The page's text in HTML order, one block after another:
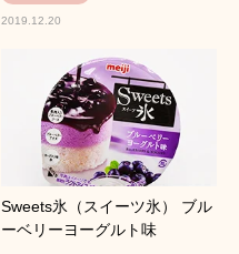
2019.12.20
Sweets氷（スイーツ氷） ブル
ーベリーヨーグルト味